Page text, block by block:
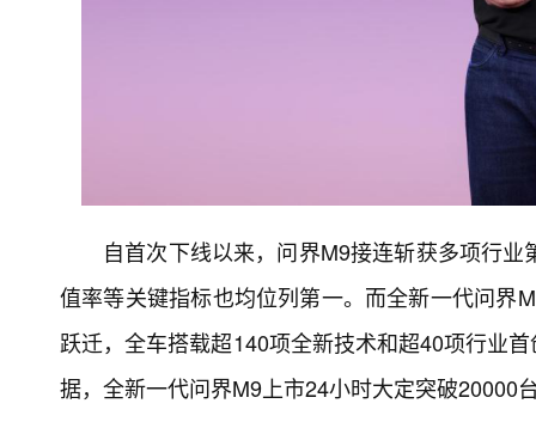
自首次下线以来，问界M9接连斩获多项行
值率等关键指标也均位列第一。而全新一代问界
跃迁，全车搭载超140项全新技术和超40项行业
据，全新一代问界M9上市24小时大定突破20000